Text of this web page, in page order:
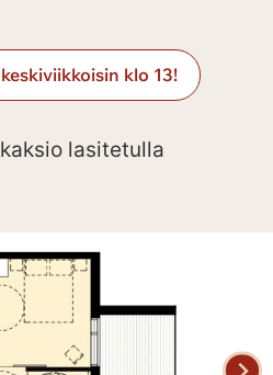
klo 13!
lasitetulla